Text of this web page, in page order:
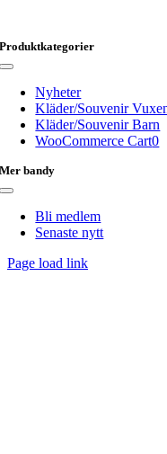
Produktkategorier
Toggle
NavigationNyheter
Kläder/Souvenir
Kläder/Souvenir Barn
WooCommerce Cart0
Mer bandy
Toggle
NavigationBli medlem
Senaste nytt
Page load link